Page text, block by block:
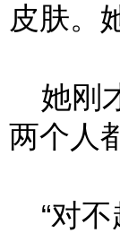
皮肤。
她刚
两个人
“对不